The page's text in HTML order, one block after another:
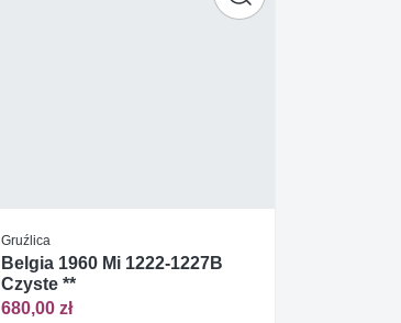
Gruźlica
Belgia 1960 Mi 1222-1227B
Czyste **
680,00 zł